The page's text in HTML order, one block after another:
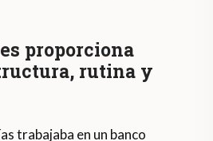
proporciona
rutina y
trabajaba en un banco